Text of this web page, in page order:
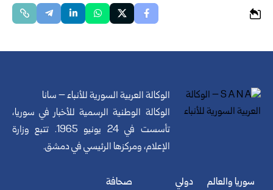
الوكالة العربية السورية للأنباء – سانا
الوكالة الوطنية الرسمية للأخبار في سوريا،
تأسست في 24 يونيو 1965. تتبع وزارة
الإعلام، ومركزها الرئيسي في دمشق.
سوريا والعالم دولي صحافة